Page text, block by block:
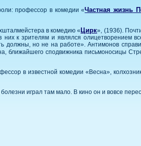
профессор в комедии «Частная жизнь
в комедию « Цирк», (1936).
к зрителям и являлся олицетворением
должны, но не на работе». Антимонов
ближайшего сподвижника письмоносицы
в известной комедии «Весна»,
играл там мало. В кино он и вовсе